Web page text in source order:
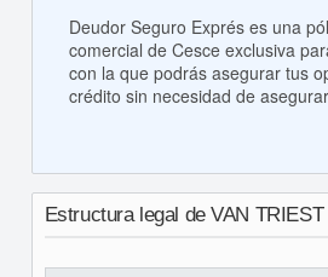
Deudor Seguro Exprés es una
comercial de Cesce exclusiva
con la que podrás asegurar tus
crédito sin necesidad de
Estructura legal de VAN